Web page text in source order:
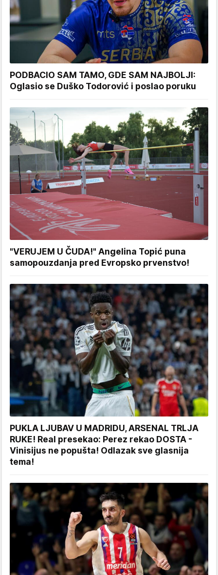
PODBACIO SAM TAMO, GDE SAM NAJBOLJI:
Oglasio se Duško Todorović i poslao poruku
"VERUJEM U ČUDA!" Angelina Topić puna
samopouzdanja pred Evropsko prvenstvo!
PUKLA LJUBAV U MADRIDU, ARSENAL TRLJA
RUKE! Real presekao: Perez rekao DOSTA -
Vinisijus ne popušta! Odlazak sve glasnija
tema!